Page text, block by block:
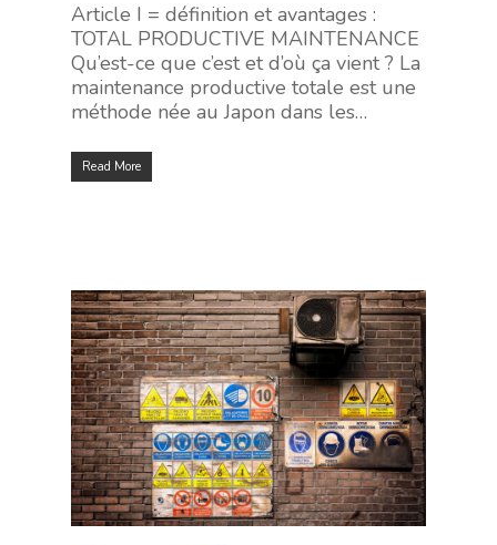
Article I = définition et avantages :
TOTAL PRODUCTIVE MAINTENANCE
Qu’est-ce que c’est et d’où ça vient ? La
maintenance productive totale est une
méthode née au Japon dans les…
Read More